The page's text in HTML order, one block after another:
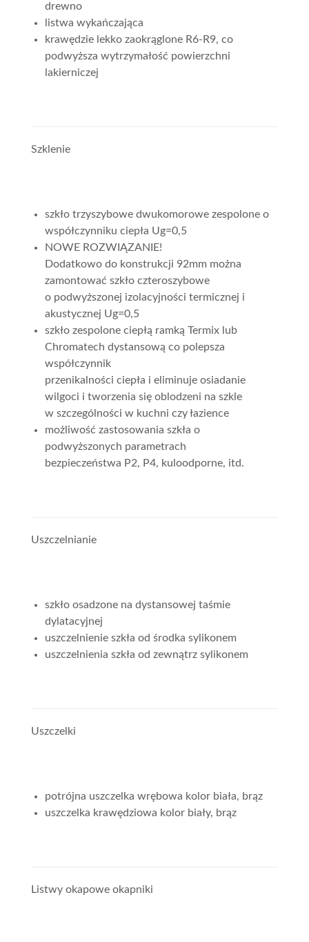
drewno
listwa wykańczająca
krawędzie lekko zaokrąglone R6-R9, co
podwyższa wytrzymałość powierzchni
lakierniczej
Szklenie
szkło trzyszybowe dwukomorowe zespolone o
współczynniku ciepła Ug=0,5
NOWE ROZWIĄZANIE!
Dodatkowo do konstrukcji 92mm można
zamontować szkło czteroszybowe
o podwyższonej izolacyjności termicznej i
akustycznej Ug=0,5
szkło zespolone ciepłą ramką Termix lub
Chromatech dystansową co polepsza
współczynnik
przenikalności ciepła i eliminuje osiadanie
wilgoci i tworzenia się oblodzeni na szkle
w szczególności w kuchni czy łazience
możliwość zastosowania szkła o
podwyższonych parametrach
bezpieczeństwa P2, P4, kuloodporne, itd.
Uszczelnianie
szkło osadzone na dystansowej taśmie
dylatacyjnej
uszczelnienie szkła od środka sylikonem
uszczelnienia szkła od zewnątrz sylikonem
Uszczelki
potrójna uszczelka wrębowa kolor biała, brąz
uszczelka krawędziowa kolor biały, brąz
Listwy okapowe okapniki